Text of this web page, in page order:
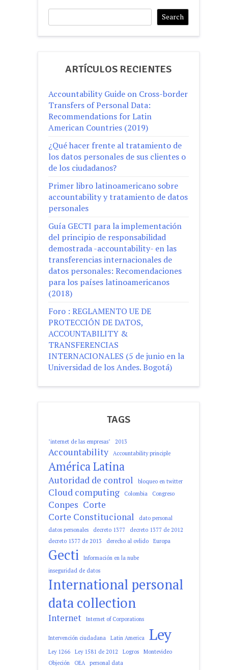
Search
ARTÍCULOS RECIENTES
Accountability Guide on Cross-border
Transfers of Personal Data:
Recommendations for Latin
American Countries (2019)
¿Qué hacer frente al tratamiento de
los datos personales de sus clientes o
de los ciudadanos?
Primer libro latinoamericano sobre
accountability y tratamiento de datos
personales
Guía GECTI para la implementación
del principio de responsabilidad
demostrada -accountability- en las
transferencias internacionales de
datos personales: Recomendaciones
para los países latinoamericanos
(2018)
Foro : REGLAMENTO UE DE
PROTECCIÓN DE DATOS,
ACCOUNTABILITY &
TRANSFERENCIAS
INTERNACIONALES (5 de junio en la
Universidad de los Andes. Bogotá)
TAGS
"internet de las empresas" 2013
Accountability Accountability principle
América Latina
Autoridad de control bloqueo en twitter
Cloud computing Colombia Congreso
Conpes Corte
Corte Constitucional
dato personal
datos personales
decreto 1377
decreto 1377 de 2012
decreto 1377 de 2013
derecho al ovlido Europa
Gecti
Información en la nube
inseguridad de datos
International personal
data collection
Internet Internet of Corporations
Intervención ciudadana Latin America Ley
Ley 1266 Ley 1581 de 2012 Logros
Montevideo
Objeción
OEA
personal data